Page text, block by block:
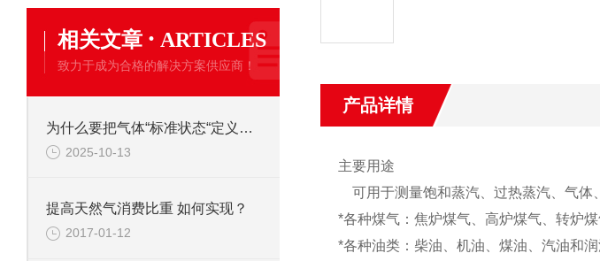
相关文章 · ARTICLES
致力于成为合格的解决方案供应商！
为什么要把气体“标准状态“定义为:273.15K，0.101325MPa?
2025-10-13
提高天然气消费比重 如何实现？
2017-01-12
产品详情
主要用途
可用于测量饱和蒸汽、过热蒸汽、气体
*各种煤气：焦炉煤气、高炉煤气、转炉
*各种油类：柴油、机油、煤油、汽油和润